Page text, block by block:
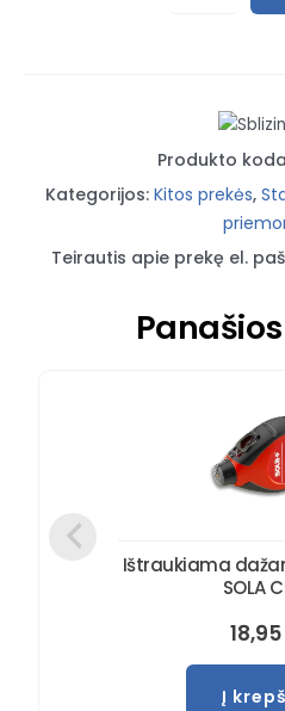
6927Produkto
Kategorijos: Kitos prekės,
Teirautis apie prekę el.
Ištraukiama
SOLA
18,95
Į